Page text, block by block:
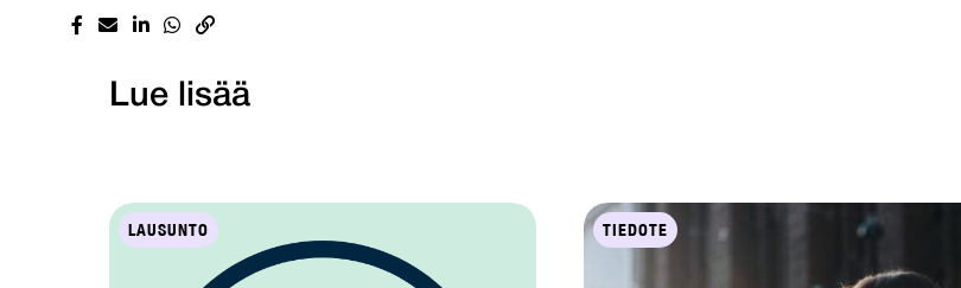
Lue lisää
LAUSUNTO TIEDOTE